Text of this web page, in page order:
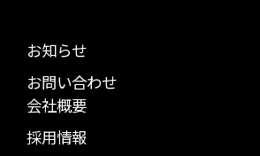
お知らせ
お問い合わせ
会社概要
採用情報